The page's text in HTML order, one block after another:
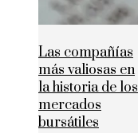
Las compañías
más valiosas en
la historia de los
mercados
bursátiles